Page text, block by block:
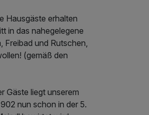
Hausgäste erhalten
in das nahegelegene
Freibad und Rutschen,
(gemäß den
Gäste liegt unserem
nun schon in der 5.